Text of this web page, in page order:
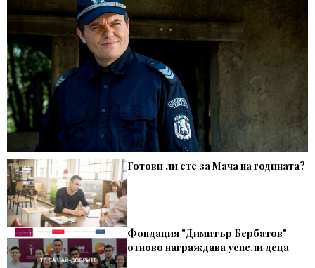
Готови ли сте за Мача на годината?
Фондация "Димитър Бербатов"
отново награждава успели деца